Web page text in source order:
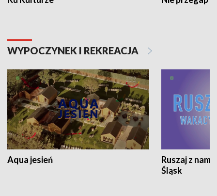
WYPOCZYNEK I REKREACJA
Aqua jesień
Ruszaj z
Śląsk